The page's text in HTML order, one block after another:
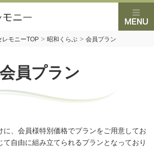
レモニーTOP > 昭和くらぶ > 会員プラン
会員プラン
に、会員様特別価格でプランをご用意してお
て自由に組み立てられるプランとなっており